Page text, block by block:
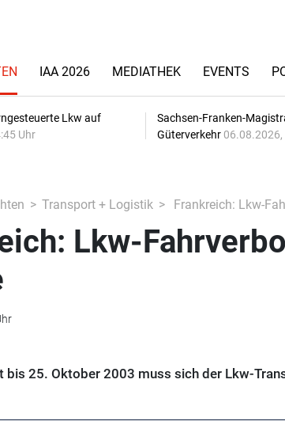
IAA 2026 MEDIATHEK EVENTS
Lkw auf
Uhr
Sachsen-Franken-
Güterverkehr 06.08.2026,
Transport + Logistik Frankreich: Lkw-
Lkw-
bis 25. Oktober 2003 muss sich der Lkw-